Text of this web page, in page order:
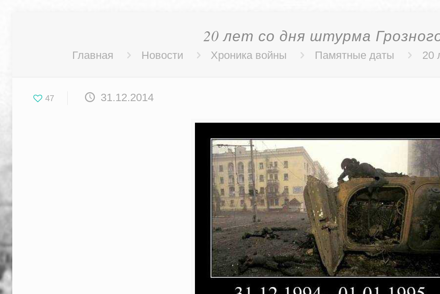
20 лет со дня штурма
Главная Новости Хроника войны Памятные даты 20
47 31.12.2014